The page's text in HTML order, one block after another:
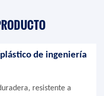
de ingeniería
resistente a